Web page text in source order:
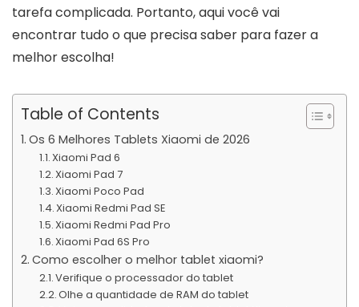
tarefa complicada. Portanto, aqui você vai
encontrar tudo o que precisa saber para fazer a
melhor escolha!
Table of Contents
Os 6 Melhores Tablets Xiaomi de 2026
Xiaomi Pad 6
Xiaomi Pad 7
Xiaomi Poco Pad
Xiaomi Redmi Pad SE
Xiaomi Redmi Pad Pro
Xiaomi Pad 6S Pro
Como escolher o melhor tablet xiaomi?
Verifique o processador do tablet
Olhe a quantidade de RAM do tablet